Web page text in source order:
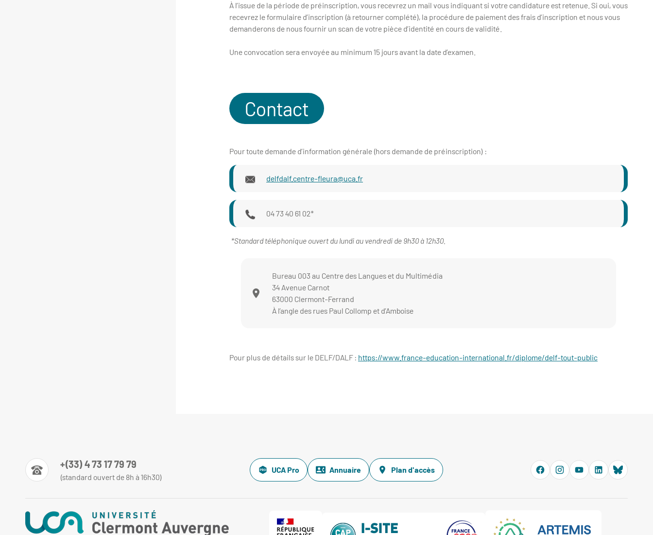
À l’issue de la période de préinscription, vous recevrez un mail vous indiquant si votre candidature est retenue. Si oui, vous
recevrez le formulaire d’inscription (à retourner complété), la procédure de paiement des frais d’inscription et nous vous
demanderons de nous fournir un scan de votre pièce d’identité en cours de validité.
Une convocation sera envoyée au minimum 15 jours avant la date d’examen.
Contact
Pour toute demande d’information générale (hors demande de préinscription) :
delfdalf.centre-fleura@uca.fr
04 73 40 61 02*
*Standard téléphonique ouvert du lundi au vendredi de 9h30 à 12h30.
Bureau 003 au Centre des Langues et du Multimédia
34 Avenue Carnot
63000 Clermont-Ferrand
À l’angle des rues Paul Collomp et d’Amboise
Pour plus de détails sur le DELF/DALF : https://www.france-education-international.fr/diplome/delf-tout-public
+(33) 4 73 17 79 79
(standard ouvert de 8h à 16h30)
UCA Pro Annuaire Plan d'accès